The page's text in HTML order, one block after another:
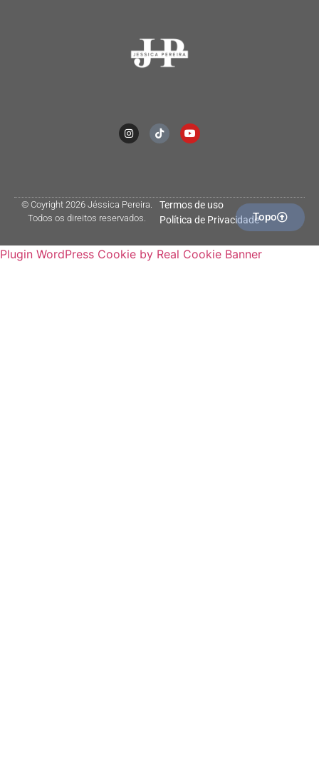
© Coyright 2026 Jéssica Pereira.
Todos os direitos reservados.
Termos de uso
Política de PrivacidadeTopo
Plugin WordPress Cookie by Real Cookie Banner